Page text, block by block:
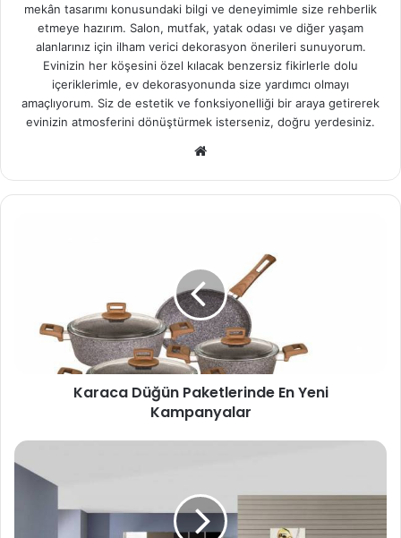
mekân tasarımı konusundaki bilgi ve deneyimimle size rehberlik
etmeye hazırım. Salon, mutfak, yatak odası ve diğer yaşam
alanlarınız için ilham verici dekorasyon önerileri sunuyorum.
Evinizin her köşesini özel kılacak benzersiz fikirlerle dolu
içeriklerimle, ev dekorasyonunda size yardımcı olmayı
amaçlıyorum. Siz de estetik ve fonksiyonelliği bir araya getirerek
evinizin atmosferini dönüştürmek isterseniz, doğru yerdesiniz.
sit
Karaca Düğün Paketlerinde En Yeni
Kampanyalar